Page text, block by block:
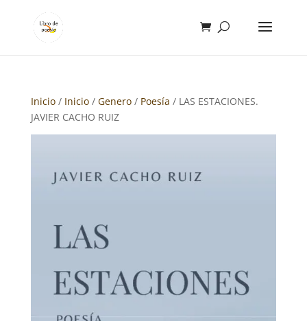
Inicio/ Inicio/ Genero/ Poesía / LAS ESTACIONES.
JAVIER CACHO RUIZ